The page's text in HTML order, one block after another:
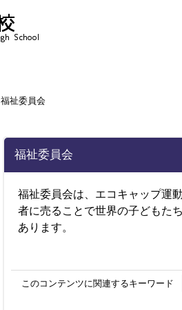
福祉委員会
福祉委員会
福祉委員会は、エコキャップ運
者に売ることで世界の子どもた
あります。
このコンテンツに関連するキーワード